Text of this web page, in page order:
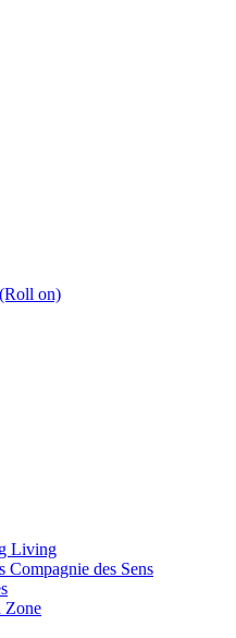
on)
Living
Compagnie des Sens
Zone